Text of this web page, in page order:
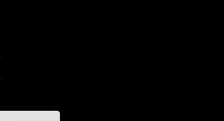
Zubehör
erhöhen